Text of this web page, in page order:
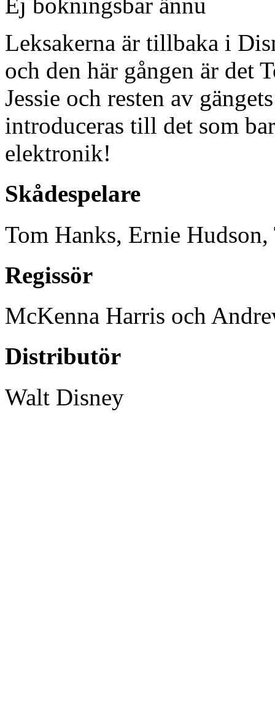
Leksakerna är tillbaka i
och den här gången är det
Jessie och resten av
introduceras till det som
elektronik!
Skådespelare
Tom Hanks, Ernie
Regissör
McKenna Harris och
Distributör
Walt Disney